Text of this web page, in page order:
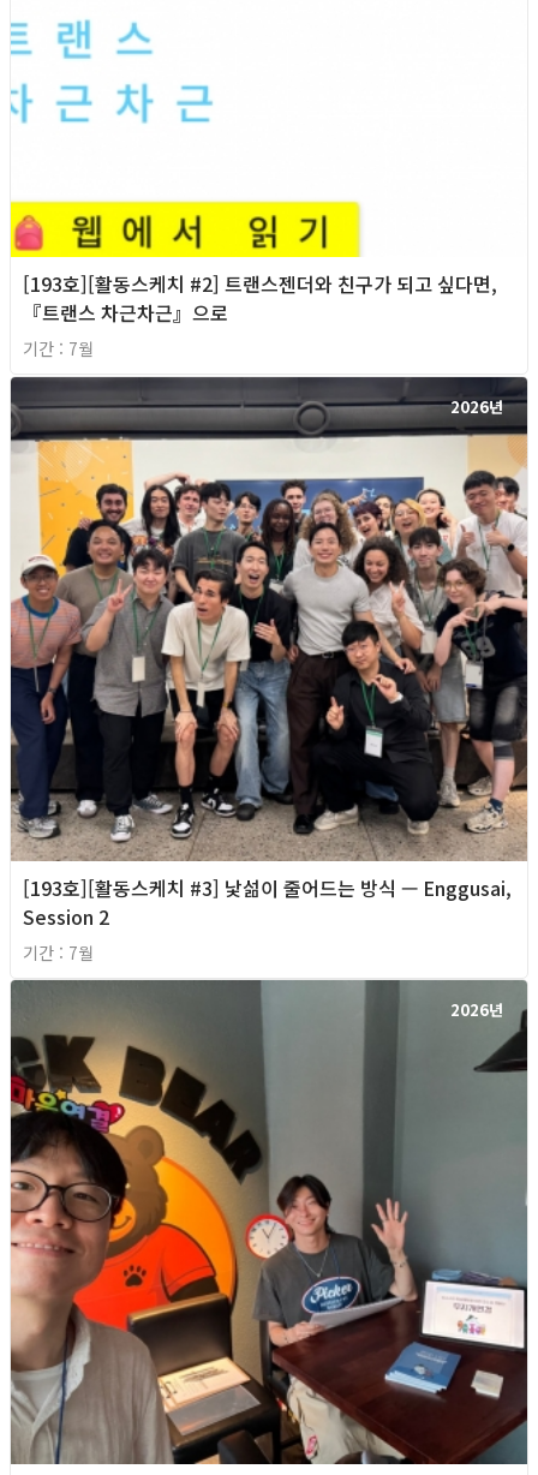
[193호][활동스케치 #2] 트랜스젠더와 친구가 되고 싶다면,
『트랜스 차근차근』으로
기간 : 7월
2026년
[193호][활동스케치 #3] 낯섦이 줄어드는 방식 — Enggusai,
Session 2
기간 : 7월
2026년